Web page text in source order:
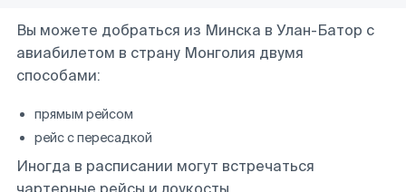
Вы можете добраться из Минска в Улан-Батор с
авиабилетом в страну Монголия двумя
способами:
прямым рейсом
рейс с пересадкой
Иногда в расписании могут встречаться